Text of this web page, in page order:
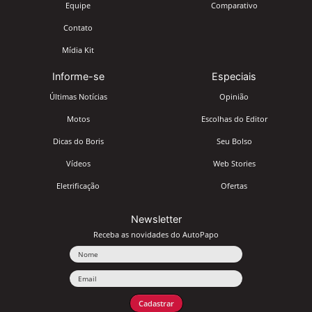
Equipe
Contato
Mídia Kit
Comparativo
Informe-se
Últimas Notícias
Motos
Dicas do Boris
Vídeos
Eletrificação
Especiais
Opinião
Escolhas do Editor
Seu Bolso
Web Stories
Ofertas
Newsletter
Receba as novidades do AutoPapo
Cadastrar